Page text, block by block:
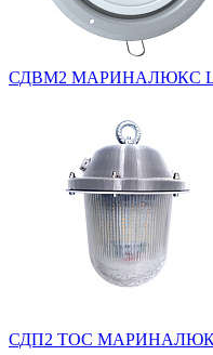
СДВМ2 МАРИНАЛЮКС
СДП2 ТОС